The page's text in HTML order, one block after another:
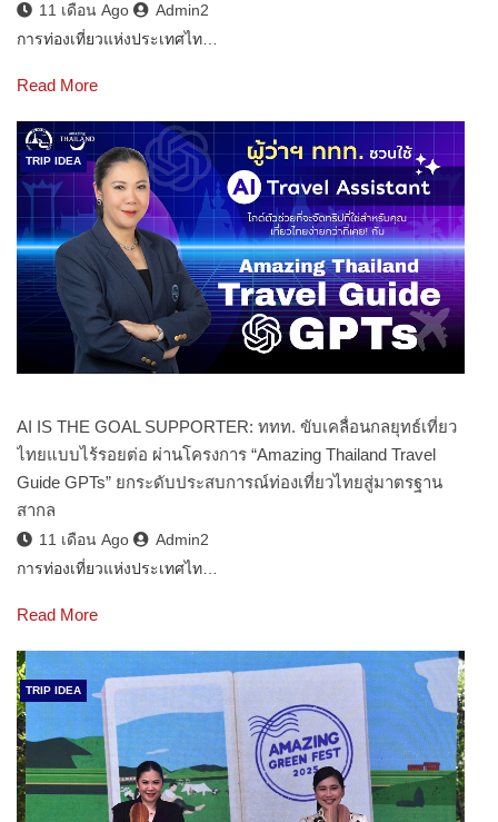
11 เดือน Ago
Admin2
การท่องเที่ยวแห่งประเทศไท…
Read More
TRIP IDEA
AI IS THE GOAL SUPPORTER: ททท. ขับเคลื่อนกลยุทธ์เที่ยว
ไทยแบบไร้รอยต่อ ผ่านโครงการ “Amazing Thailand Travel
Guide GPTs” ยกระดับประสบการณ์ท่องเที่ยวไทยสู่มาตรฐาน
สากล
11 เดือน Ago
Admin2
การท่องเที่ยวแห่งประเทศไท…
Read More
TRIP IDEA